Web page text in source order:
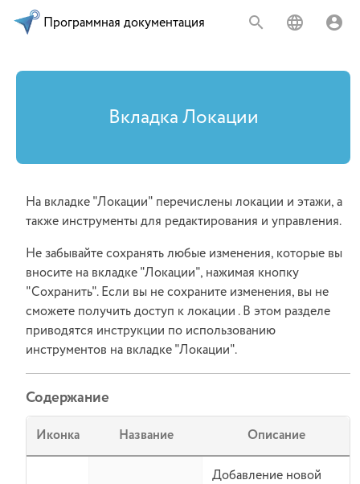
Программная документация
Вкладка Локации
На вкладке "Локации" перечислены локации и этажи, а
также инструменты для редактирования и управления.
Не забывайте сохранять любые изменения, которые вы
вносите на вкладке "Локации", нажимая кнопку
"Сохранить". Если вы не сохраните изменения, вы не
сможете получить доступ к локации . В этом разделе
приводятся инструкции по использованию
инструментов на вкладке "Локации".
Содержание
Иконка Название Описание
Добавление новой